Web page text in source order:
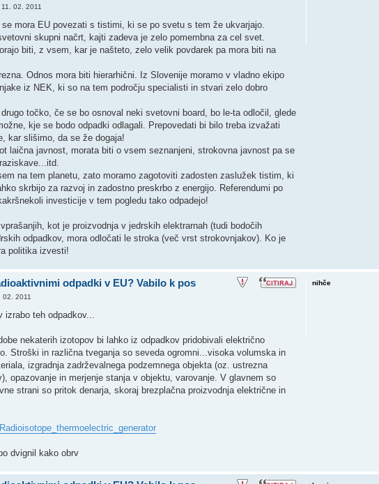
02. 2011
mora EU povezati s tistimi, ki se po svetu s tem že ukvarjajo.
skupni načrt, kajti zadeva je zelo pomembna za cel svet.
biti, z vsem, kar je našteto, zelo velik povdarek pa mora biti na
Odnos mora biti hierarhični. Iz Slovenije moramo v vladno ekipo
iz NEK, ki so na tem področju specialisti in stvari zelo dobro
točko, če se bo osnoval neki svetovni board, bo le-ta odločil, glede
kje se bodo odpadki odlagali. Prepovedati bi bilo treba izvažati
kar slišimo, da se že dogaja!
laična javnost, morata biti o vsem seznanjeni, strokovna javnost pa se
na tem planetu, zato moramo zagotoviti zadosten zaslužek tistim, ki
skrbijo za razvoj in zadostno preskrbo z energijo. Referendumi po
investicije v tem pogledu tako odpadejo!
kot je proizvodnja v jedrskih elektrarnah (tudi bodočih
odpadkov, mora odločati le stroka (več vrst strokovnjakov). Ko je
politika izvesti!
odpadki v EU? Vabilo k pos
02. 2011
teh odpadkov...
nekaterih izotopov bi lahko iz odpadkov pridobivali električno
Stroški in različna tveganja so seveda ogromni...visoka volumska in
izgradnja zadrževalnega podzemnega objekta (oz. ustrezna
opazovanje in merjenje stanja v objektu, varovanje. V glavnem so
strani so pritok denarja, skoraj brezplačna proizvodnja električne in
dvignil kako obrv
nihče